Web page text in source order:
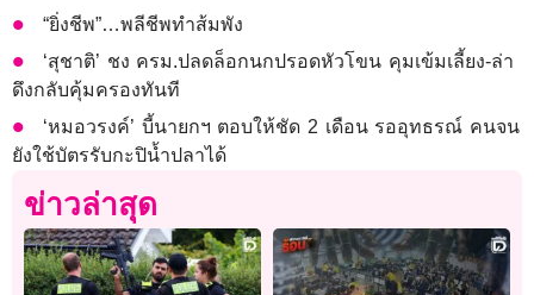
“ยิ่งชีพ”…พลีชีพทำส้มพัง
‘สุชาติ’ ชง ครม.ปลดล็อกนกปรอดหัวโขน คุมเข้มเลี้ยง-ล่า
ดึงกลับคุ้มครองทันที
‘หมอวรงค์’ บี้นายกฯ ตอบให้ชัด 2 เดือน รออุทธรณ์ คนจน
ยังใช้บัตรรับกะปิน้ำปลาได้
ข่าวล่าสุด